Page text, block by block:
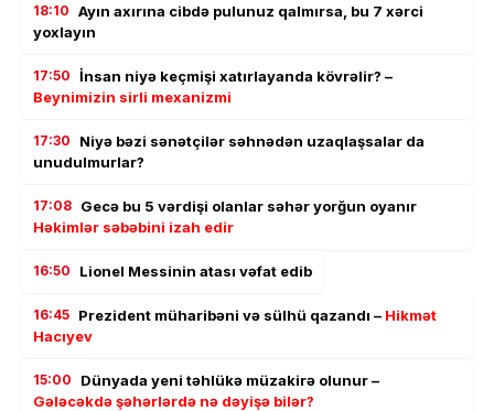
18:10 Ayın axırına cibdə pulunuz qalmırsa, bu 7 xərci
yoxlayın
17:50 İnsan niyə keçmişi xatırlayanda kövrəlir? –
Beynimizin sirli mexanizmi
17:30
Niyə bəzi sənətçilər səhnədən uzaqlaşsalar da
unudulmurlar?
17:08 Gecə bu 5 vərdişi olanlar səhər yorğun oyanır
Həkimlər səbəbini izah edir
16:50 Lionel Messinin atası vəfat edib
16:45 Prezident müharibəni və sülhü qazandı – Hikmət
Hacıyev
15:00
Dünyada yeni təhlükə müzakirə olunur –
Gələcəkdə şəhərlərdə nə dəyişə bilər?